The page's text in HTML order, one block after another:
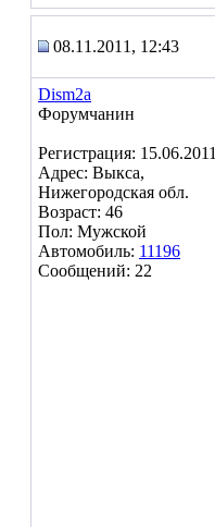
08.11.2011, 12:43
Dism2a
Форумчанин
Регистрация: 15.06.2011
Адрес: Выкса,
Нижегородская обл.
Возраст: 46
Пол: Мужской
Автомобиль: 11196
Сообщений: 22